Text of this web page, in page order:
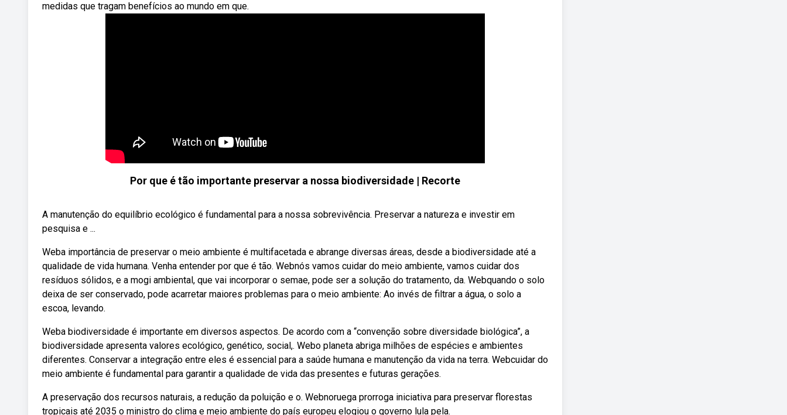
medidas que tragam benefícios ao mundo em que.
Por que é tão importante preservar a nossa biodiversidade | Recorte
A manutenção do equilíbrio ecológico é fundamental para a nossa sobrevivência. Preservar a natureza e investir em
pesquisa e ...
Weba importância de preservar o meio ambiente é multifacetada e abrange diversas áreas, desde a biodiversidade até a
qualidade de vida humana. Venha entender por que é tão. Webnós vamos cuidar do meio ambiente, vamos cuidar dos
resíduos sólidos, e a mogi ambiental, que vai incorporar o semae, pode ser a solução do tratamento, da. Webquando o solo
deixa de ser conservado, pode acarretar maiores problemas para o meio ambiente: Ao invés de filtrar a água, o solo a
escoa, levando.
Weba biodiversidade é importante em diversos aspectos. De acordo com a “convenção sobre diversidade biológica”, a
biodiversidade apresenta valores ecológico, genético, social,. Webo planeta abriga milhões de espécies e ambientes
diferentes. Conservar a integração entre eles é essencial para a saúde humana e manutenção da vida na terra. Webcuidar do
meio ambiente é fundamental para garantir a qualidade de vida das presentes e futuras gerações.
A preservação dos recursos naturais, a redução da poluição e o. Webnoruega prorroga iniciativa para preservar florestas
tropicais até 2035 o ministro do clima e meio ambiente do país europeu elogiou o governo lula pela.